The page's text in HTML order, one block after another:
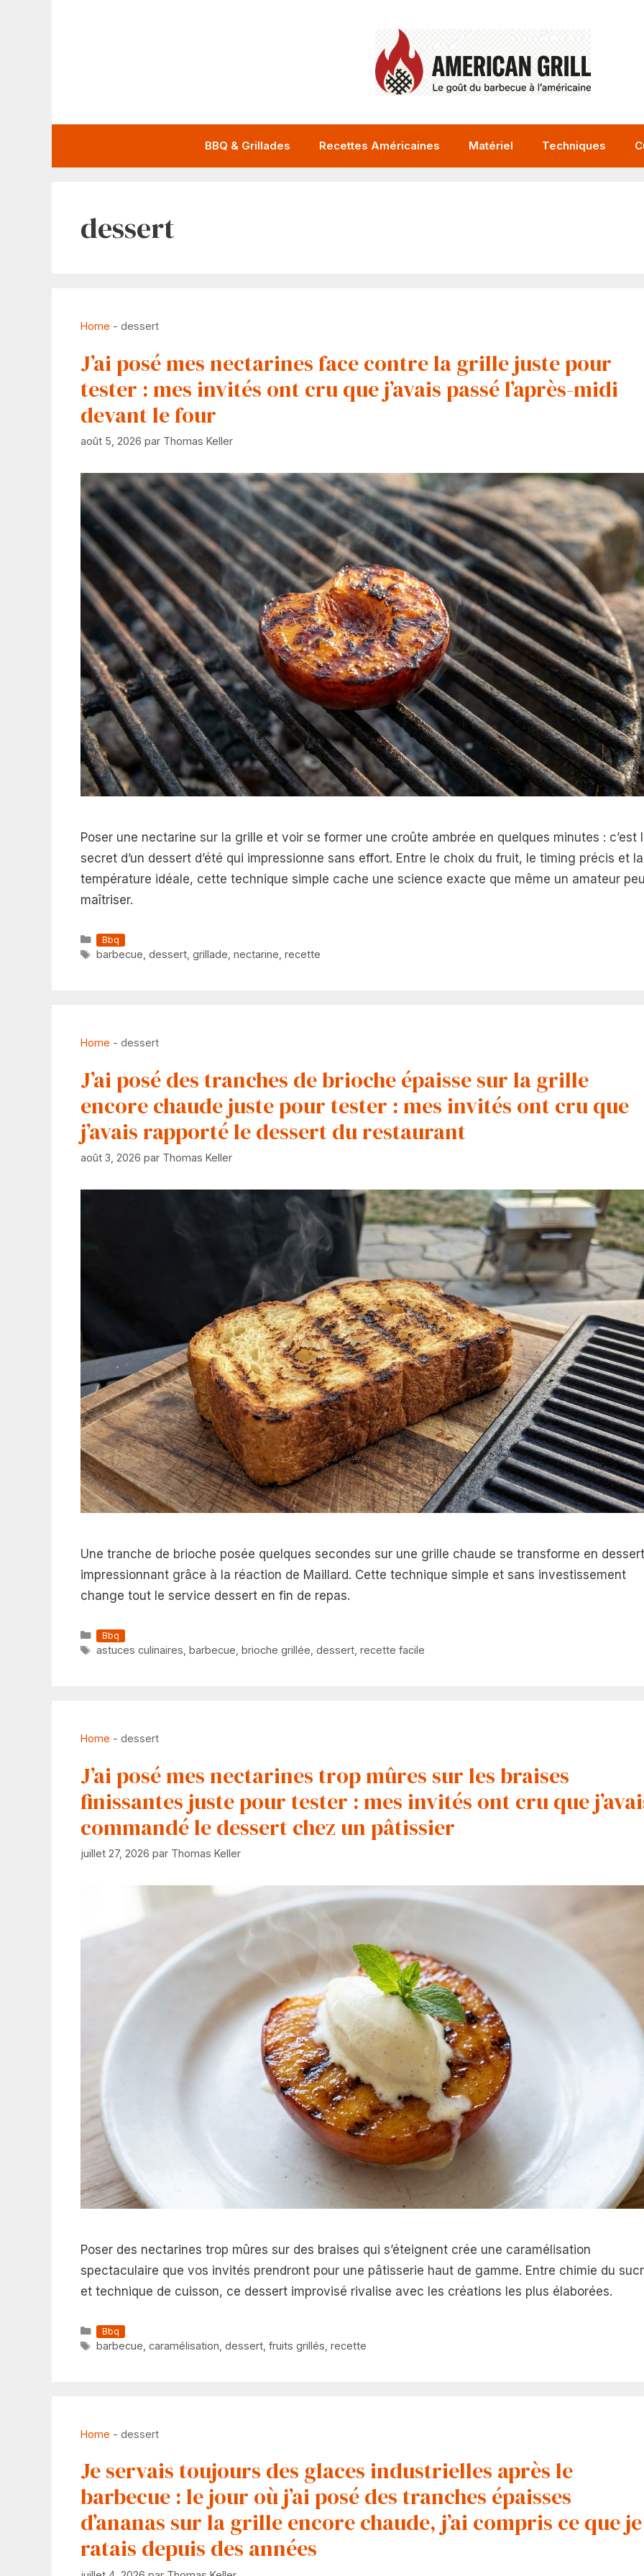
BBQ & Grillades Recettes Américaines Matériel Techniques
dessert
Home - dessert
J’ai posé mes nectarines face contre la grille juste pour
tester : mes invités ont cru que j’avais passé l’après-midi
devant le four
août 5, 2026 par Thomas Keller
Poser une nectarine sur la grille et voir se former une croûte ambrée en quelques minutes : c’est
secret d’un dessert d’été qui impressionne sans effort. Entre le choix du fruit, le timing précis et la
température idéale, cette technique simple cache une science exacte que même un amateur
maîtriser.
Catégories
Bbq
Étiquettes
barbecue dessert, grillade nectarine recette
Home - dessert
J’ai posé des tranches de brioche épaisse sur la grille
encore chaude juste pour tester : mes invités ont cru que
j’avais rapporté le dessert du restaurant
août 3, 2026 par Thomas Keller
Une tranche de brioche posée quelques secondes sur une grille chaude se transforme en dessert
impressionnant grâce à la réaction de Maillard. Cette technique simple et sans investissement
change tout le service dessert en fin de repas.
Catégories
Bbq
Étiquettes
astuces culinaires barbecue brioche grillée dessert, recette facile
Home - dessert
J’ai posé mes nectarines trop mûres sur les braises
finissantes juste pour tester : mes invités ont cru que
commandé le dessert chez un pâtissier
juillet 27, 2026 par Thomas Keller
Poser des nectarines trop mûres sur des braises qui s’éteignent crée une caramélisation
spectaculaire que vos invités prendront pour une pâtisserie haut de gamme. Entre chimie du
et technique de cuisson, ce dessert improvisé rivalise avec les créations les plus élaborées.
Catégories
Bbq
Étiquettes
barbecue caramélisation dessert, fruits grillés recette
Home - dessert
Je servais toujours des glaces industrielles après le
barbecue : le jour où j’ai posé des tranches épaisses
d’ananas sur la grille encore chaude, j’ai compris ce que je
ratais depuis des années